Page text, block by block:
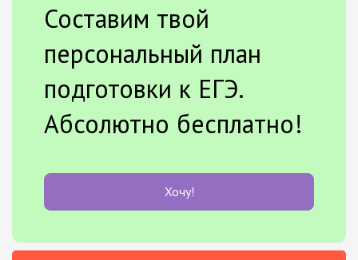
Составим твой
персональный план
подготовки к ЕГЭ.
Абсолютно бесплатно!
Хочу!